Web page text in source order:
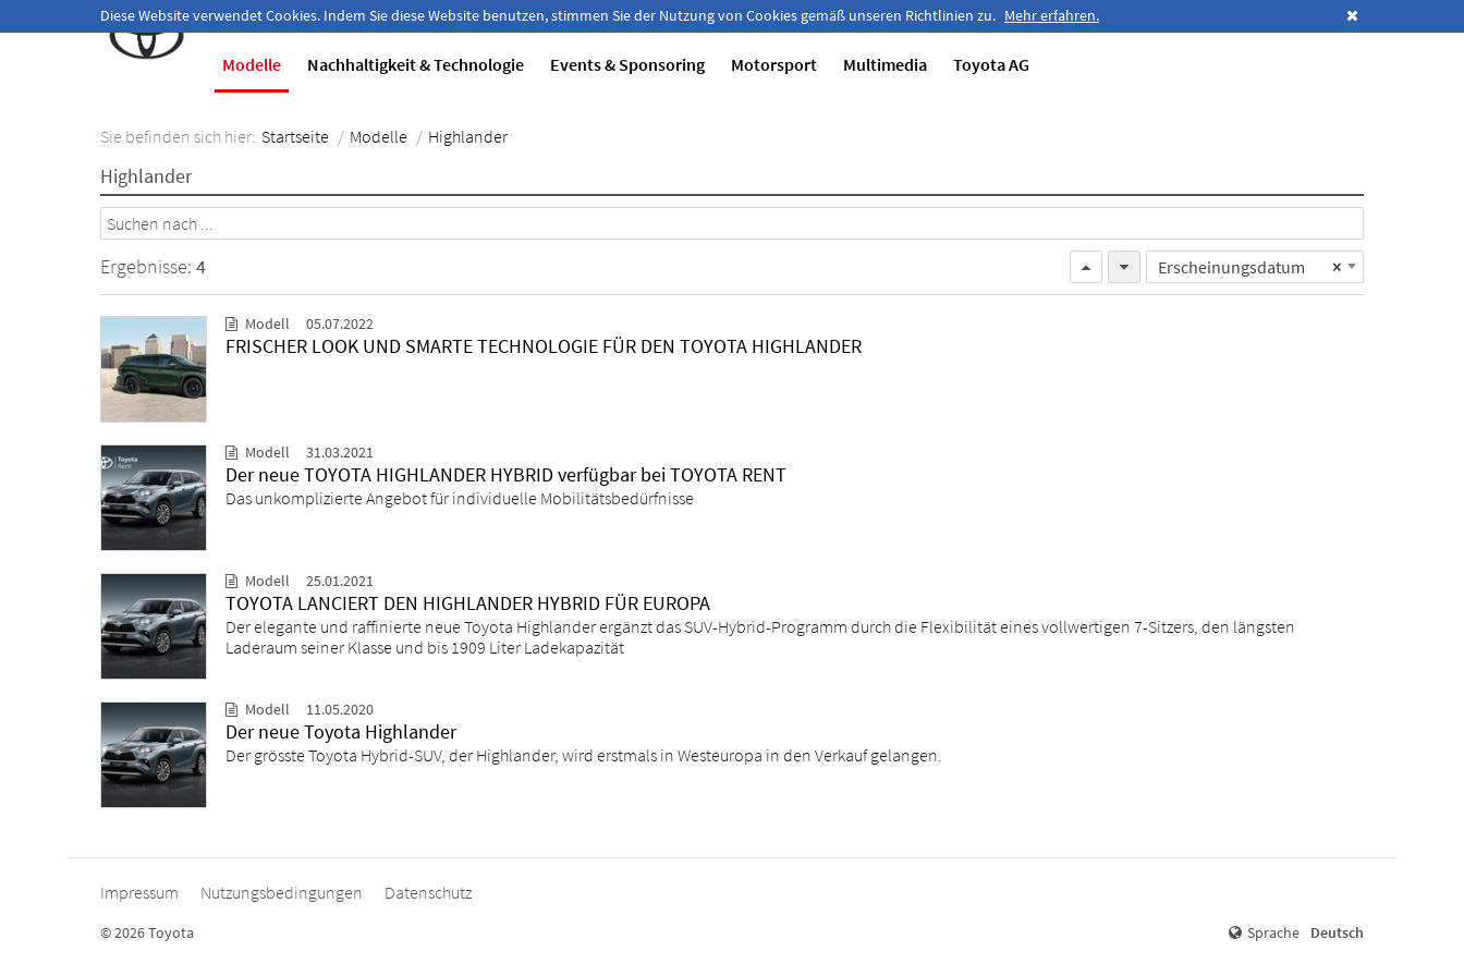
Diese Website verwendet Cookies. Indem Sie diese Website benutzen, stimmen Sie der Nutzung von Cookies gemäß unseren Richtlinien zu. Mehr erfahren.
Herzlich willkommen!
Modelle Nachhaltigkeit & Technologie Events & Sponsoring Motorsport Multimedia Toyota AG
Sie befinden sich hier: Startseite / Modelle / Highlander
Highlander
Ergebnisse: 4 ×
Erscheinungsdatum
Modell 05.07.2022
FRISCHER LOOK UND SMARTE TECHNOLOGIE FÜR DEN TOYOTA HIGHLANDER
Modell 31.03.2021
Der neue TOYOTA HIGHLANDER HYBRID verfügbar bei TOYOTA RENT
Das unkomplizierte Angebot für individuelle Mobilitätsbedürfnisse
Modell 25.01.2021
TOYOTA LANCIERT DEN HIGHLANDER HYBRID FÜR EUROPA
Der elegante und raffinierte neue Toyota Highlander ergänzt das SUV-Hybrid-Programm durch die Flexibilität eines vollwertigen 7-Sitzers, den längsten
Laderaum seiner Klasse und bis 1909 Liter Ladekapazität
Modell 11.05.2020
Der neue Toyota Highlander
Der grösste Toyota Hybrid-SUV, der Highlander, wird erstmals in Westeuropa in den Verkauf gelangen.
Impressum Nutzungsbedingungen Datenschutz
© 2026 Toyota Sprache Deutsch